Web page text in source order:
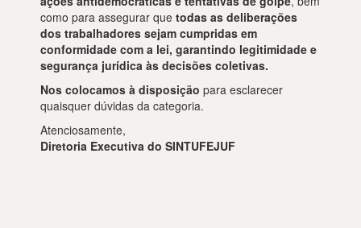
como para assegurar que todas as deliberações
dos trabalhadores sejam cumpridas em
conformidade com a lei, garantindo legitimidade e
segurança jurídica às decisões coletivas.
Nos colocamos à disposição para esclarecer
quaisquer dúvidas da categoria.
Atenciosamente,
Diretoria Executiva do SINTUFEJUF